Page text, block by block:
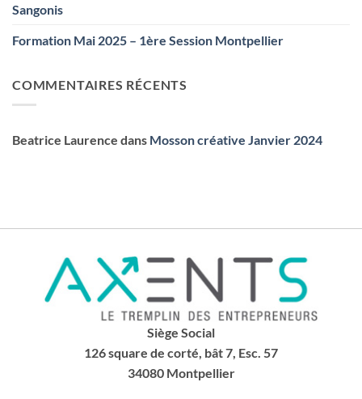
Sangonis
Formation Mai 2025 – 1ère Session Montpellier
COMMENTAIRES RÉCENTS
Beatrice Laurence dans Mosson créative Janvier 2024
Siège Social
126 square de corté, bât 7, Esc. 57
34080 Montpellier